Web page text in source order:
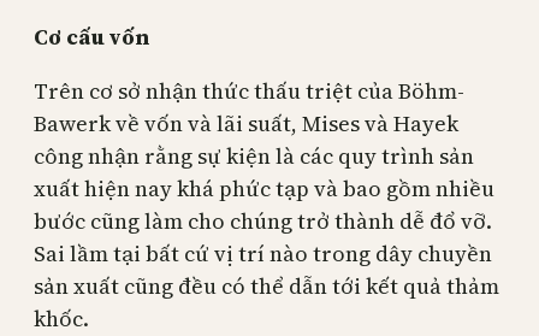
Cơ cấu vốn
Trên cơ sở nhận thức thấu triệt của Böhm-
Bawerk về vốn và lãi suất, Mises và Hayek
công nhận rằng sự kiện là các quy trình sản
xuất hiện nay khá phức tạp và bao gồm nhiều
bước cũng làm cho chúng trở thành dễ đổ vỡ.
Sai lầm tại bất cứ vị trí nào trong dây chuyền
sản xuất cũng đều có thể dẫn tới kết quả thảm
khốc.